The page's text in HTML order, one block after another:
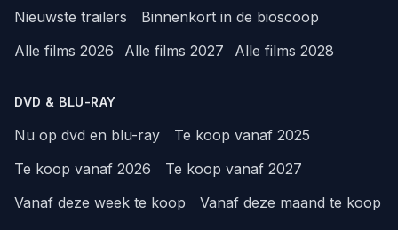
Nieuwste trailers
Binnenkort in de bioscoop
Alle films 2026
Alle films 2027 Alle films 2028
DVD & BLU-RAY
Nu op dvd en blu-ray
Te koop vanaf 2025
Te koop vanaf 2026
Te koop vanaf 2027
Vanaf deze week te koop
Vanaf deze maand te koop